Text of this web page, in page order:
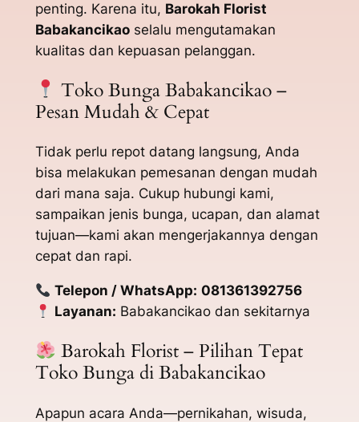
penting. Karena itu, Barokah Florist
Babakancikaoselalu mengutamakan
kualitas dan kepuasan pelanggan.
Toko Bunga Babakancikao –
Pesan Mudah & Cepat
Tidak perlu repot datang langsung, Anda
bisa melakukan pemesanan dengan mudah
dari mana saja. Cukup hubungi kami,
sampaikan jenis bunga, ucapan, dan alamat
tujuan—kami akan mengerjakannya dengan
cepat dan rapi.
Telepon / WhatsApp: 081361392756
Layanan: Babakancikao dan sekitarnya
Barokah Florist – Pilihan Tepat
Toko Bunga di Babakancikao
Apapun acara Anda—pernikahan, wisuda,